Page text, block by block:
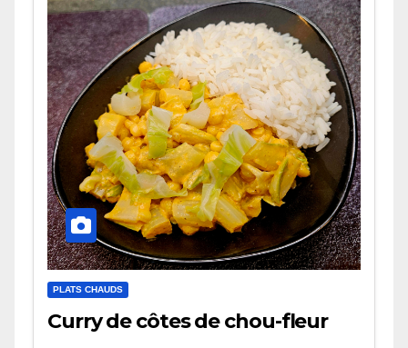
PLATS CHAUDS
Curry de côtes de chou-fleur